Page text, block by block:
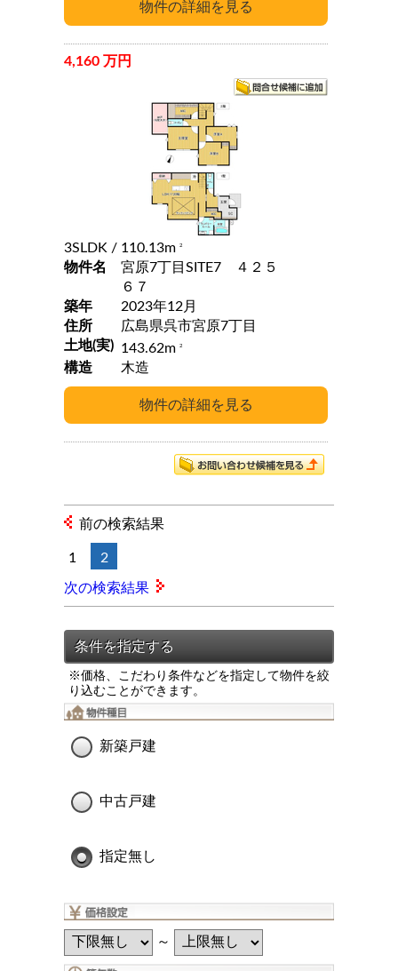
4,160 万円
3SLDK / 110.13m 2
物件名
宮原7丁目SITE7 ４２５
６７
築年
2023年12月
住所
広島県呉市宮原7丁目
土地(実) 143.62m2
構造 木造
前の検索結果
1 2
次の検索結果
※価格、こだわり条件などを指定して物件を絞
り込むことができます。
新築戸建
中古戸建
指定無し
～